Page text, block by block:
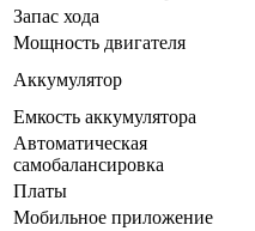
Запас хода
Мощность двигателя
Аккумулятор
Емкость аккумулятора
Автоматическая
самобалансировка
Платы
Мобильное приложение